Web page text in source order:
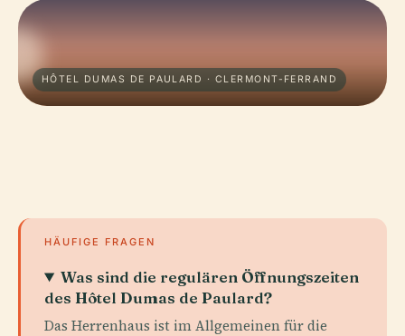
HÔTEL DUMAS DE PAULARD · CLERMONT-FERRAND
HÄUFIGE FRAGEN
Was sind die regulären Öffnungszeiten
des Hôtel Dumas de Paulard?
Das Herrenhaus ist im Allgemeinen für die